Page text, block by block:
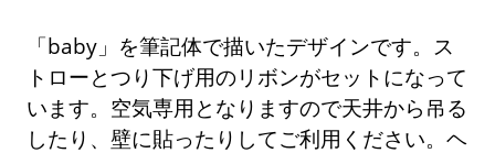
「baby」を筆記体で描いたデザインです。ス
トローとつり下げ用のリボンがセットになって
います。空気専用となりますので天井から吊る
したり、壁に貼ったりしてご利用ください。ヘ